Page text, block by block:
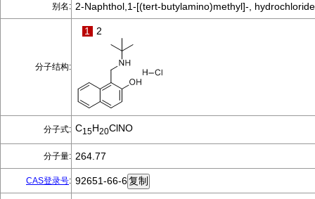
别名: 2-Naphthol,1-[(tert-butylamino)methyl]-,
分子结构:
1 2
分子式: C15H20ClNO
分子量: 264.77
CAS登录号: 92651-66-6